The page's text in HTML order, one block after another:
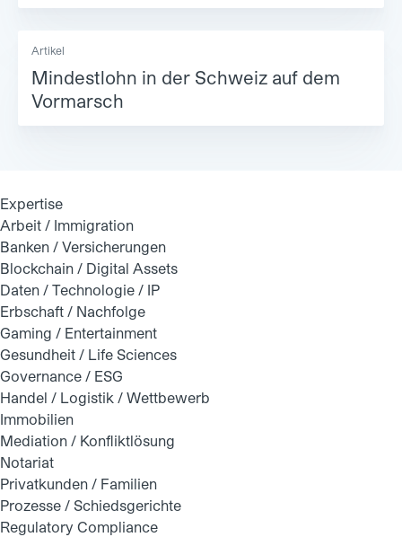
Artikel
Mindestlohn in der Schweiz auf dem
Vormarsch
Expertise
Arbeit / Immigration
Banken / Versicherungen
Blockchain / Digital Assets
Daten / Technologie / IP
Erbschaft / Nachfolge
Gaming / Entertainment
Gesundheit / Life Sciences
Governance / ESG
Handel / Logistik / Wettbewerb
Immobilien
Mediation / Konfliktlösung
Notariat
Privatkunden / Familien
Prozesse / Schiedsgerichte
Regulatory Compliance